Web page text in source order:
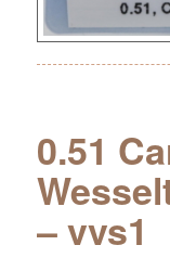
0.51
– vvs1